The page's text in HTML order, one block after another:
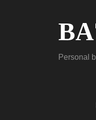
Personal